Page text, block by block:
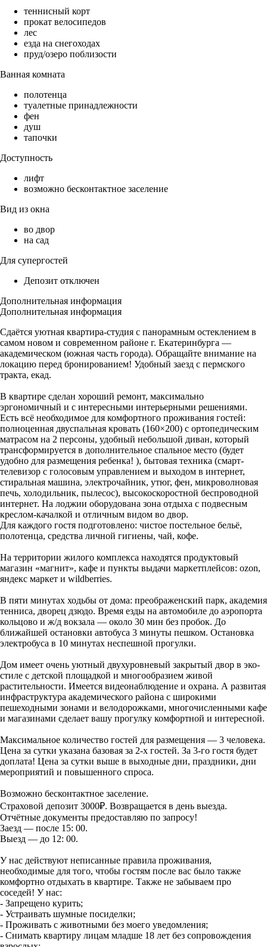
теннисный корт
прокат велосипедов
лес
езда на снегоходах
пруд/озеро поблизости
Ванная комната
полотенца
туалетные принадлежности
фен
душ
тапочки
Доступность
лифт
возможно бесконтактное заселение
Вид из окна
во двор
на сад
Для супергостей
Депозит отключен
Дополнительная информация
Дополнительная информация
Сдаётся уютная квартира-студия с панорамным остеклением в
самом новом и современном районе г. Екатеринбурга —
академическом (южная часть города). Обращайте внимание на
локацию перед бронированием! Удобный заезд с пермского
тракта, екад.
В квартире сделан хороший ремонт, максимально
эргономичный и с интересными интерьерными решениями.
Есть всё необходимое для комфортного проживания гостей:
полноценная двуспальная кровать (160×200) с ортопедическим
матрасом на 2 персоны, удобный небольшой диван, который
трансформируется в дополнительное спальное место (будет
удобно для размещения ребенка! ), бытовая техника (смарт-
телевизор с голосовым управлением и выходом в интернет,
стиральная машина, электрочайник, утюг, фен, микроволновая
печь, холодильник, пылесос), высокоскоростной беспроводной
интернет. На лоджии оборудована зона отдыха с подвесным
креслом-качалкой и отличным видом во двор.
Для каждого гостя подготовлено: чистое постельное бельё,
полотенца, средства личной гигиены, чай, кофе.
На территории жилого комплекса находятся продуктовый
магазин «магнит», кафе и пункты выдачи маркетплейсов: ozon,
яндекс маркет и wildberries.
В пяти минутах ходьбы от дома: преображенский парк, академия
тенниса, дворец дзюдо. Время езды на автомобиле до аэропорта
кольцово и ж/д вокзала — около 30 мин без пробок. До
ближайшей остановки автобуса 3 минуты пешком. Остановка
электробуса в 10 минутах неспешной прогулки.
Дом имеет очень уютный двухуровневый закрытый двор в эко-
стиле с детской площадкой и многообразием живой
растительности. Имеется видеонаблюдение и охрана. А развитая
инфраструктура академического района с широкими
пешеходными зонами и велодорожками, многочисленными кафе
и магазинами сделает вашу прогулку комфортной и интересной.
Максимальное количество гостей для размещения — 3 человека.
Цена за сутки указана базовая за 2-х гостей. За 3-го гостя будет
доплата! Цена за сутки выше в выходные дни, праздники, дни
мероприятий и повышенного спроса.
Возможно бесконтактное заселение.
Страховой депозит 3000₽. Возвращается в день выезда.
Отчётные документы предоставляю по запросу!
Заезд — после 15: 00.
Выезд — до 12: 00.
У нас действуют неписанные правила проживания,
необходимые для того, чтобы гостям после вас было также
комфортно отдыхать в квартире. Также не забываем про
соседей! У нас:
- Запрещено курить;
- Устраивать шумные посиделки;
- Проживать с животными без моего уведомления;
- Снимать квартиру лицам младше 18 лет без сопровождения